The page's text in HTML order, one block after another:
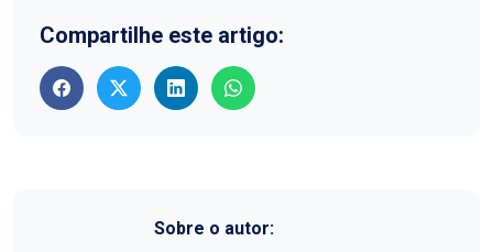
Compartilhe este artigo:
Sobre o autor: